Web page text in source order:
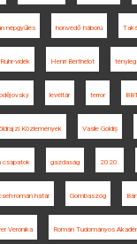
népgyűlés honvédő háború
Ruhr-vidék Henri Berthelot tényleg
levéltár terror
Közlemények Vasile Goldiș
csapatok gazdaság 2020.
román határ Gombaszög
Veronika Román Tudományos